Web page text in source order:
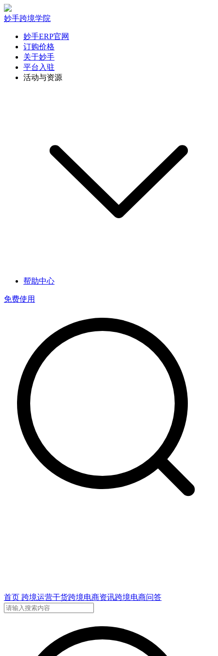
妙手跨境学院
妙手ERP官网
订购价格
关于妙手
平台入驻
活动与资源
帮助中心
免费使用
首页 跨境运营干货跨境电商资讯跨境电商问答